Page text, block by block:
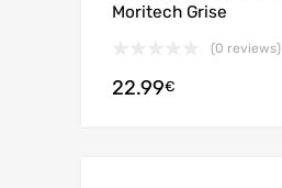
Moritech Grise
(0 reviews)
22.99€